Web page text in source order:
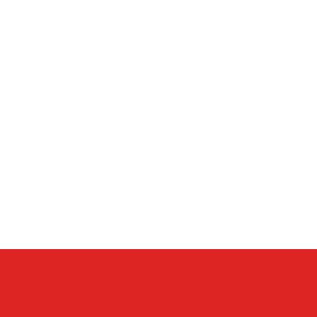
Semarak HUT RI ke-81